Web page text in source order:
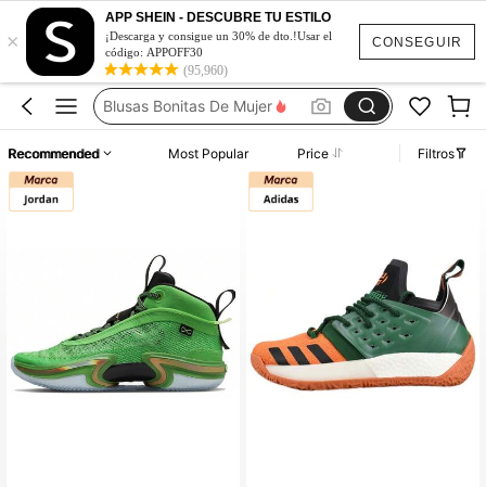
CONSEGUIR
×
APP SHEIN - DESCUBRE TU ESTILO
¡Descarga y consigue un 30% de dto.!Usar el
código: APPOFF30
(95,960)
Vestidos De Mujer Casual
Blusas Bonitas De Mujer
Vestidos De Mujer Casual
Recommended Most Popular Price Filtros